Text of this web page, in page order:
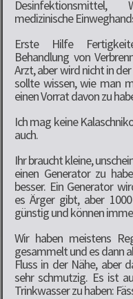
Desinfektionsmittel,
medizinische
Erste Hilfe
Behandlung von
Arzt, aber wird nicht in
sollte wissen, wie man
einen Vorrat davon zu
Ich mag keine
auch.
Ihr braucht kleine,
einen Generator zu
besser. Ein Generator
es Ärger gibt, aber
günstig und können
Wir haben meistens
gesammelt und es dann
Fluss in der Nähe, aber
sehr schmutzig. Es ist
Trinkwasser zu haben: